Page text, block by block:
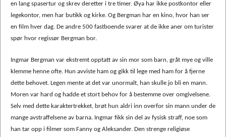
en lang spasertur og skrev deretter i tre timer. Øya har ikke postkontor eller
legekontor, men har butikk og kirke. Og Bergman har en kino, hvor han ser
en film hver dag. De andre 500 fastboende svarer at de ikke aner om turister
spør hvor regissør Bergman bor.
Ingmar Bergman var ekstremt opptatt av sin mor som barn, gråt mye og ville
klemme henne ofte. Hun avviste ham og gikk til lege med ham for å fjerne
dette behovet. Legen mente at det var unormalt, han skulle jo bli en mann.
Moren var hard og hadde et stort behov for å bestemme over omgivelsene.
Selv med dette karaktertrekket, brøt hun aldri inn overfor sin mann under de
mange avstraffelsene av barna. Ingmar fikk sin del av fysisk straff, noe som
han tar opp i filmer som Fanny og Aleksander. Den strenge religiøse